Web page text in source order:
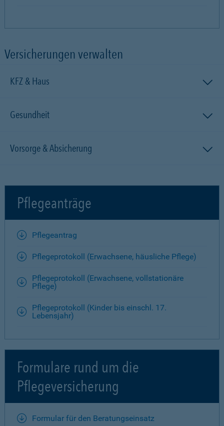
Versicherungen verwalten
KFZ & Haus
Gesundheit
Vorsorge & Absicherung
Pflegeanträge
Pflegeantrag
Pflegeprotokoll (Erwachsene, häusliche Pflege)
Pflegeprotokoll (Erwachsene, vollstationäre
Pflege)
Pflegeprotokoll (Kinder bis einschl. 17.
Lebensjahr)
Formulare rund um die
Pflegeversicherung
Formular für den Beratungseinsatz